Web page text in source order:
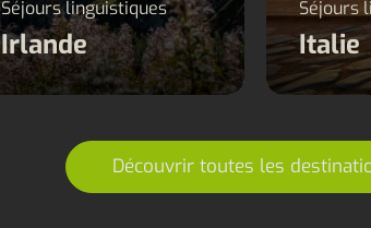
Séjours linguistiques
Irlande
Séjours
Italie
Découvrir toutes les